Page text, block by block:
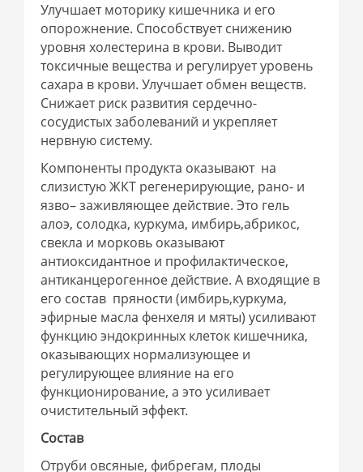
Улучшает моторику кишечника и его
опорожнение. Способствует снижению
уровня холестерина в крови. Выводит
токсичные вещества и регулирует уровень
сахара в крови. Улучшает обмен веществ.
Снижает риск развития сердечно-
сосудистых заболеваний и укрепляет
нервную систему.
Компоненты продукта оказывают на
слизистую ЖКТ регенерирующие, рано- и
язво– заживляющее действие. Это гель
алоэ, солодка, куркума, имбирь,абрикос,
свекла и морковь оказывают
антиоксидантное и профилактическое,
антиканцерогенное действие. А входящие в
его состав пряности (имбирь,куркума,
эфирные масла фенхеля и мяты) усиливают
функцию эндокринных клеток кишечника,
оказывающих нормализующее и
регулирующее влияние на его
функционирование, а это усиливает
очистительный эффект.
Состав
Отруби овсяные, фибрегам, плоды